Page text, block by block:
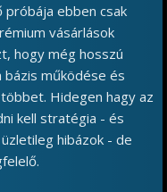
próbája ebben csak
vásárlások
hogy még hosszú
működése és
Hidegen hagy az
kell stratégia - és
hibázok - de